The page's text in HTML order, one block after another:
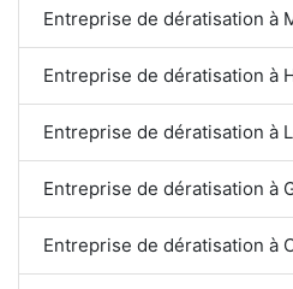
Entreprise de dératisation à
Entreprise de dératisation à
Entreprise de dératisation à
Entreprise de dératisation à
Entreprise de dératisation à